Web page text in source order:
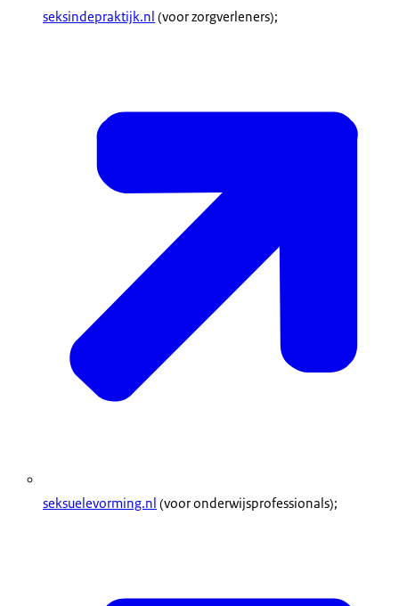
seksindepraktijk.nl (voor zorgverleners);
seksuelevorming.nl (voor onderwijsprofessionals);